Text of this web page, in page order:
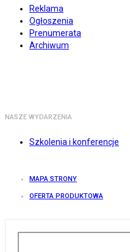
Reklama
Ogłoszenia
Prenumerata
Archiwum
NASZE WYDARZENIA
Szkolenia i konferencje
MAPA STRONY
OFERTA PRODUKTOWA